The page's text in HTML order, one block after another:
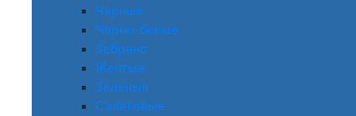
Черные
Черно-белые
Зебрано
Желтые
Зеленые
Салатовые